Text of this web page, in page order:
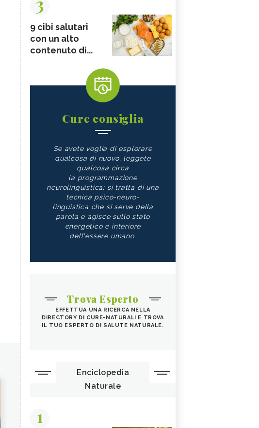
9 cibi salutari
con un alto
contenuto di...
Cure consiglia
Se avete voglia di esplorare
qualcosa di nuovo, leggete
qualcosa circa
la programmazione
neurolinguistica; si tratta di una
tecnica psico-neuro-
linguistica che si serve della
parola e agisce sullo stato
energetico e interiore
dell'essere umano.
Trova Esperto
EFFETTUA UNA RICERCA NELLA
DIRECTORY DI CURE-NATURALI E TROVA
IL TUO ESPERTO DI SALUTE NATURALE.
Enciclopedia
Naturale
1